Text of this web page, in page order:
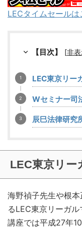
LECタイムセール
【目次】 [非
LEC東京リー
Wセミナー司
辰巳法律研究
LEC東京リー
海野禎子先生や根
るLEC東京リーガ
講座では平成27年